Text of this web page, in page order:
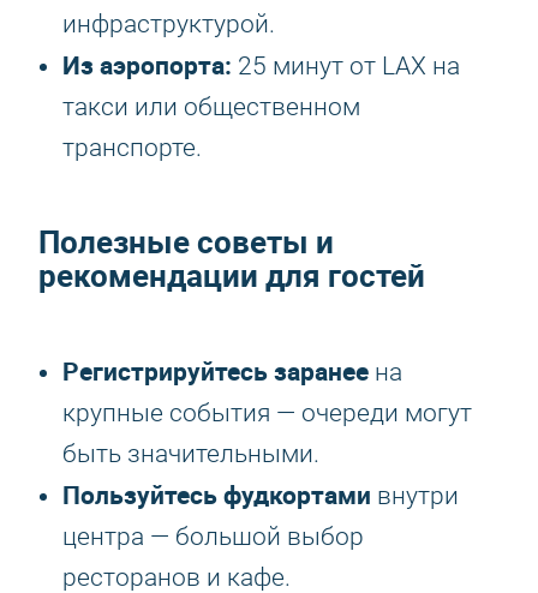
инфраструктурой.
Из аэропорта: 25 минут от LAX на
такси или общественном
транспорте.
Полезные советы и
рекомендации для гостей
Регистрируйтесь заранее на
крупные события — очереди могут
быть значительными.
Пользуйтесь фудкортами внутри
центра — большой выбор
ресторанов и кафе.